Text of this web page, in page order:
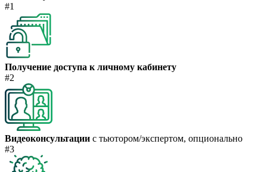
#1
Получение доступа к личному кабинету
#2
Видеоконсультации с тьютором/экспертом, опционально
#3